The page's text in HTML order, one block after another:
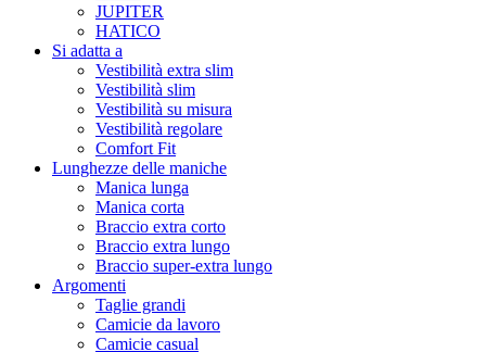
JUPITER
HATICO
Si adatta a
Vestibilità extra slim
Vestibilità slim
Vestibilità su misura
Vestibilità regolare
Comfort Fit
Lunghezze delle maniche
Manica lunga
Manica corta
Braccio extra corto
Braccio extra lungo
Braccio super-extra lungo
Argomenti
Taglie grandi
Camicie da lavoro
Camicie casual